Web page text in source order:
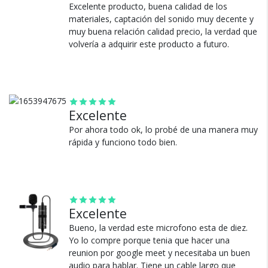
Excelente producto, buena calidad de los
materiales, captación del sonido muy decente y
muy buena relación calidad precio, la verdad que
volvería a adquirir este producto a futuro.
Excelente
Por ahora todo ok, lo probé de una manera muy
rápida y funciono todo bien.
Excelente
Bueno, la verdad este microfono esta de diez.
Yo lo compre porque tenia que hacer una
reunion por google meet y necesitaba un buen
audio para hablar. Tiene un cable largo que
Te damos 30 días de prueba.
Si no es lo que esperabas, te devolvemos tu
dinero.
¿Por qué estamos tan
seguros?